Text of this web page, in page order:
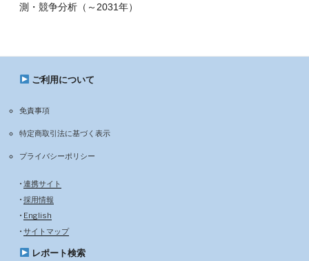
測・競争分析（～2031年）
ご利用について
免責事項
特定商取引法に基づく表示
プライバシーポリシー
• 連携サイト
• 採用情報
• English
• サイトマップ
レポート検索